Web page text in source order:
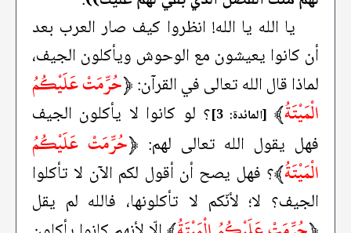
يا الله يا الله! انظروا كيف صار العرب بعد
أن كانوا يعيشون مع الوحوش ويأكلون الجيف،
لماذا قال الله تعالى في القرآن:﴿حُرِّمَتْ عَلَيْكُمُ
الْمَيْتَةُ﴾ [المائدة: 3]
؟ لو كانوا لا يأكلون الجيف
فهل يقول الله تعالى لهم: ﴿حُرِّمَتْ عَلَيْكُمُ
الْمَيْتَةُ﴾؟ فهل يصح أن أقول لكم الآن لا تأكلوا
الجيف؟ لا؛ لأنّكم لا تأكلونها، فالله لم يقل